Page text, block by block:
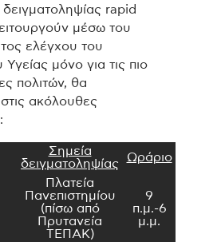
rapid
μέσω του
ελέγχου του
μόνο για τις πιο
πολιτών, θα
στις ακόλουθες
Σημεία
δειγματοληψίας
Ωράριο
Πλατεία
Πανεπιστημίου
(πίσω από
Πρυτανεία
ΤΕΠΑΚ)
9
π.μ.-6
μ.μ.